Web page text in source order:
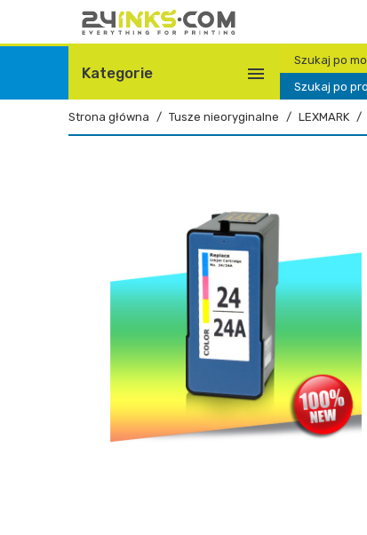
Kategorie 
Szukaj po
Szukaj po
Strona główna Tusze nieoryginalne LEXMARK